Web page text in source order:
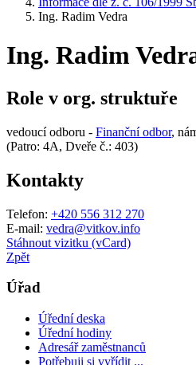
Ing. Radim Vedra
Ing. Radim
Role v org. struktuře
vedoucí odboru - Finanční odbor,
(Patro: 4A, Dveře č.: 403)
Kontakty
Telefon: +420 556 312 270
E-mail: vedra@vitkov.info
Stáhnout vizitku (vCard)
Zpět
Úřad
Úřední deska
Úřední hodiny
Adresář zaměstnanců
Potřebuji si vyřídit ...